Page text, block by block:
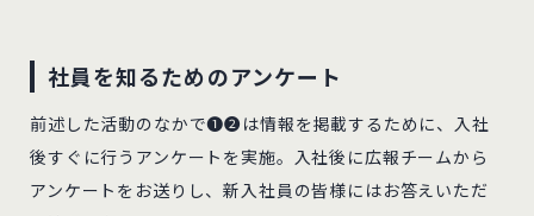
社員を知るためのアンケート
前述した活動のなかで❶❷は情報を掲載するために、入社
後すぐに行うアンケートを実施。入社後に広報チームから
アンケートをお送りし、新入社員の皆様にはお答えいただ